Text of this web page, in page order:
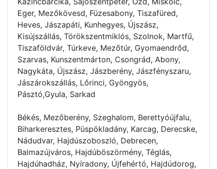
Eger, Mezőkövesd, Füzesabony, Tiszafüred,
Heves, Jászapáti, Kunhegyes, Újszász,
Kisújszállás, Törökszentmiklós, Szolnok, Martfű,
Tiszaföldvár, Túrkeve, Mezőtúr, Gyomaendrőd,
Szarvas, Kunszentmárton, Csongrád, Abony,
Nagykáta, Újszász, Jászberény, Jászfényszaru,
Jászárokszállás, Lőrinci, Gyöngyös,
Pásztó,Gyula, Sarkad
Békés, Mezőberény, Szeghalom, Berettyóújfalu,
Biharkeresztes, Püspökladány, Karcag, Derecske,
Nádudvar, Hajdúszoboszló, Debrecen,
Balmazújváros, Hajdúböszörmény, Téglás,
Hajdúhadház, Nyíradony, Újfehértó, Hajdúdorog,